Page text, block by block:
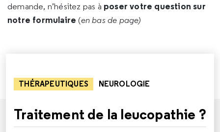
demande, n’hésitez pas à poser votre question sur
notre formulaire (en bas de page)
THÉRAPEUTIQUES NEUROLOGIE
Traitement de la leucopathie ?